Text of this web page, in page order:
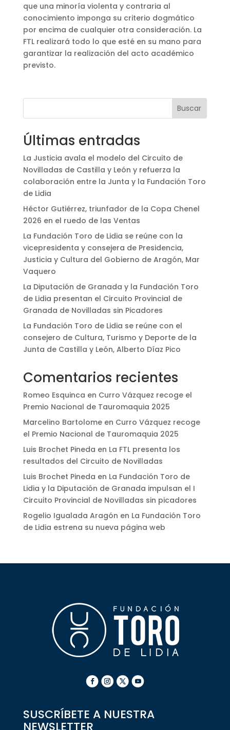
que una minoría violenta y contraria al
conocimiento imponga su criterio dogmático
por encima de cualquier otra consideración. La
FTL realizará todo lo que esté en su mano para
garantizar la realización del acto académico
previsto.
Buscar
Últimas entradas
La Justicia avala el modelo del Circuito de
Novilladas de Castilla y León y refuerza la
colaboración entre la Junta y la Fundación Toro
de Lidia
Héctor Gutiérrez, triunfador de la Copa Chenel
2026 en el ruedo de las Ventas
La Fundación Toro de Lidia se reúne con la
vicepresidenta y consejera de Presidencia,
Justicia y Cultura del Gobierno de Aragón, Mar
Vaquero
La Diputación de Granada y la Fundación Toro
de Lidia presentan el Circuito Provincial de
Granada de Novilladas sin Picadores
La Fundación Toro de Lidia se reúne con el
consejero de Cultura, Turismo y Deporte de la
Junta de Castilla y León, Alberto Díaz Pico
Comentarios recientes
Romeo Esquinca en Curro Vázquez recoge el
Premio Nacional de Tauromaquia 2025
Marcelino Bartolomeen Curro Vázquez recoge
el Premio Nacional de Tauromaquia 2025
Luis Brochet Pineda en La FTL presenta los
resultados del Circuito de Novilladas
Luis Brochet Pineda en La Fundación Toro de
Lidia y la Diputación de Granada impulsan el I
Circuito Provincial de Novilladas sin picadores
Rogelio Igualada Aragón en La Fundación Toro
de Lidia estrena su nueva página web
SUSCRÍBETE A NUESTRA
NEWSLETTER